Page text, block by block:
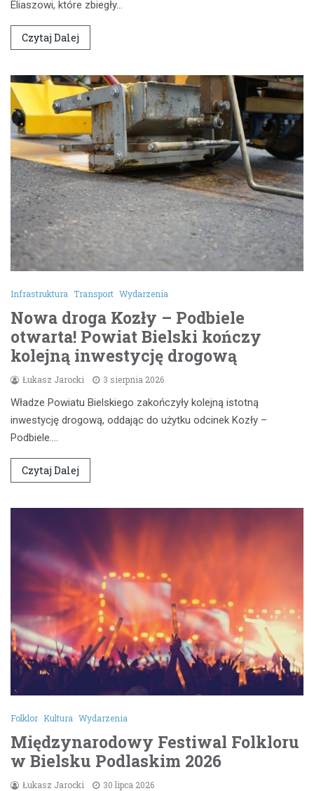
Eliaszowi, które zbiegły…
Czytaj Dalej
Infrastruktura Transport Wydarzenia
Nowa droga Kozły – Podbiele
otwarta! Powiat Bielski kończy
kolejną inwestycję drogową
Łukasz Jarocki 3 sierpnia 2026
Władze Powiatu Bielskiego zakończyły kolejną istotną
inwestycję drogową, oddając do użytku odcinek Kozły –
Podbiele.…
Czytaj Dalej
Folklor Kultura Wydarzenia
Międzynarodowy Festiwal Folkloru
w Bielsku Podlaskim 2026
Łukasz Jarocki 30 lipca 2026